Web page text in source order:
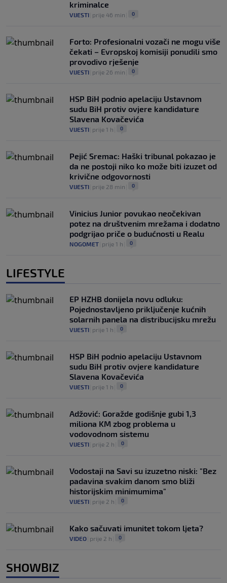
kriminalce
VIJESTI prije 46 min 0
Forto: Profesionalni vozači ne mogu više
čekati – Evropskoj komisiji ponudili smo
provodivo rješenje
VIJESTI prije 26 min 0
HSP BiH podnio apelaciju Ustavnom
sudu BiH protiv ovjere kandidature
Slavena Kovačevića
VIJESTI prije 1 h 0
Pejić Sremac: Haški tribunal pokazao je
da ne postoji niko ko može biti izuzet od
krivične odgovornosti
VIJESTI prije 28 min 0
Vinicius Junior povukao neočekivan
potez na društvenim mrežama i dodatno
podgrijao priče o budućnosti u Realu
NOGOMET prije 1 h 0
LIFESTYLE
EP HZHB donijela novu odluku:
Pojednostavljeno priključenje kućnih
solarnih panela na distribucijsku mrežu
VIJESTI prije 1 h 0
HSP BiH podnio apelaciju Ustavnom
sudu BiH protiv ovjere kandidature
Slavena Kovačevića
VIJESTI prije 1 h 0
Adžović: Goražde godišnje gubi 1,3
miliona KM zbog problema u
vodovodnom sistemu
VIJESTI prije 2 h 0
Vodostaji na Savi su izuzetno niski: "Bez
padavina svakim danom smo bliži
historijskim minimumima"
VIJESTI prije 2 h 0
Kako sačuvati imunitet tokom ljeta?
VIDEO prije 2 h 0
SHOWBIZ